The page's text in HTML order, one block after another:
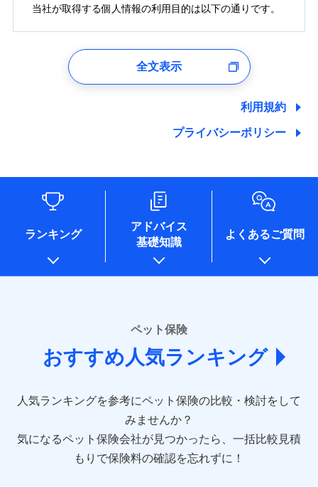
当社が取得する個人情報の利用目的は以下の通りです。
ユーザー登録受付および、管理のため
しくは委託を受けている保険会社・提携会社の保険その他に
た維持管理等の委託業務遂行のため、またそれらに付帯、関
各種セミナーの開催のため
コンサルティングサービスの実施のため
アンケートやキャンペーン等の実施のため
上記に係る案内・手続き・管理等付帯業務を行うため
* 当社が委託を受けている保険会社の情報は、保険会社
あいおいニッセイ同和損害保険株式会社
(https://www.aioinissaydowa.co.jp/)
アクサ損害保険株式会社 (https://www.axa-
アニコム損害保険株式会社 (https://www.anicom-
東京海上ダイレクト損害保険株式会社
(https://www.e-design.net/)
AIG損害保険株式会社
全文表示
利用規約
プライバシーポリシー
ランキング
アドバイス
基礎知識
よくあるご質問
ペット保険
おすすめ人気ランキング
人気ランキングを参考にペット保険の比較・検討をして
みませんか？
気になるペット保険会社が見つかったら、一括比較見積
もりで保険料の確認を忘れずに！